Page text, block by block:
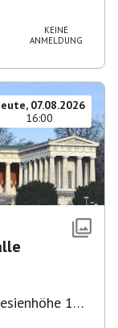
KEINE
ANMELDUNG
07.08.2026
16:00
16,